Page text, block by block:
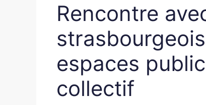
Rencontre
espaces
collectif